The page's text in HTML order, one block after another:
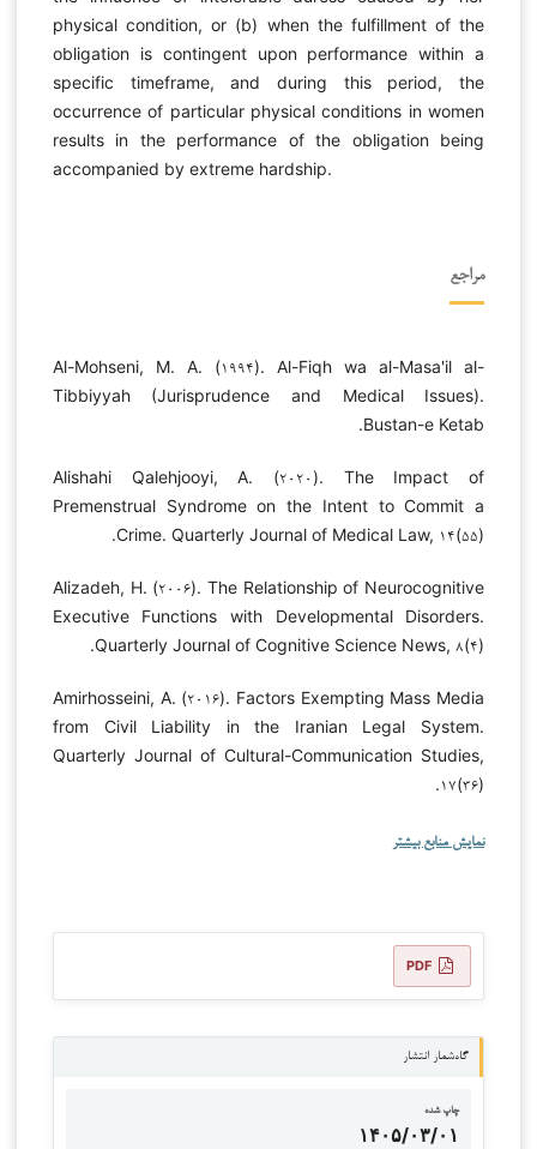
physical condition, or (b) when the fulfillment of the
obligation is contingent upon performance within a
specific timeframe, and during this period, the
occurrence of particular physical conditions in women
results in the performance of the obligation being
accompanied by extreme hardship.
مراجع
Al-Mohseni, M. A. (۱۹۹۴). Al-Fiqh wa al-Masa'il al-
Tibbiyyah (Jurisprudence and Medical Issues).
Bustan-e Ketab.
Alishahi Qalehjooyi, A. (۲۰۲۰). The Impact of
Premenstrual Syndrome on the Intent to Commit a
Crime. Quarterly Journal of Medical Law, ۱۴(۵۵).
Alizadeh, H. (۲۰۰۶). The Relationship of Neurocognitive
Executive Functions with Developmental Disorders.
Quarterly Journal of Cognitive Science News, ۸(۴).
Amirhosseini, A. (۲۰۱۶). Factors Exempting Mass Media
from Civil Liability in the Iranian Legal System.
Quarterly Journal of Cultural-Communication Studies,
۱۷(۳۶).
نمایش منابع بیشتر
PDF
گاه‌شمار انتشار
چاپ شده
۱۴۰۵/۰۳/۰۱